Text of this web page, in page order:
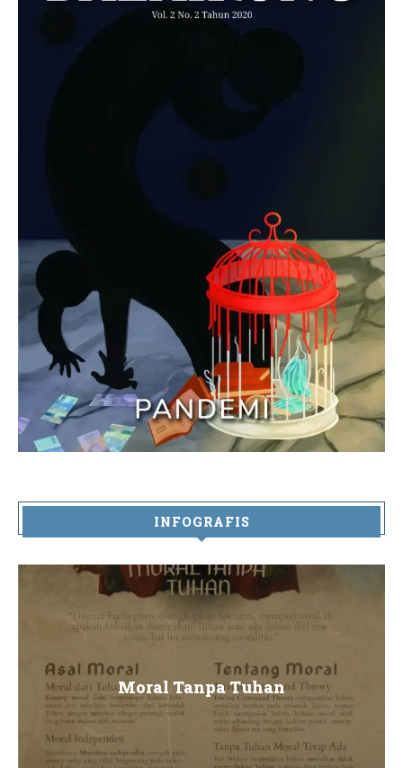
INFOGRAFIS
Moral Tanpa Tuhan